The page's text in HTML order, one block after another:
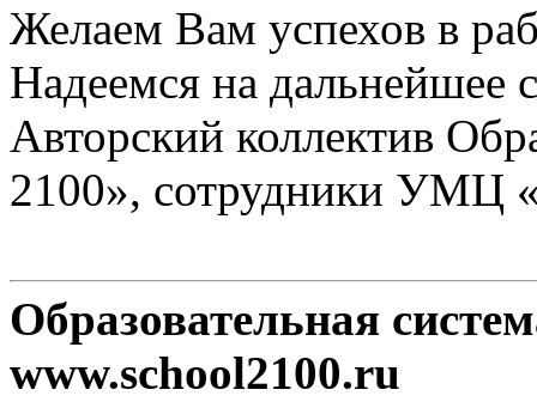
Желаем Вам успехов в
Надеемся на дальнейшее
Авторский коллектив
2100», сотрудники УМЦ
Образовательная
www.school2100.ru